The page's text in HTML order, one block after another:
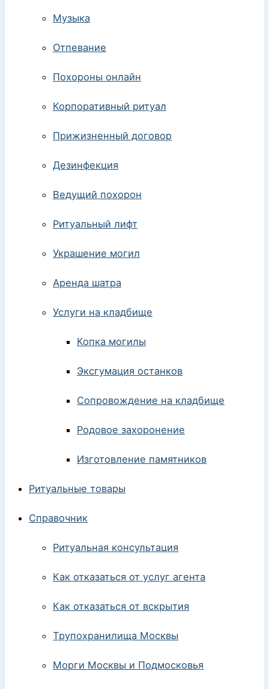
Музыка
Отпевание
Похороны онлайн
Корпоративный ритуал
Прижизненный договор
Дезинфекция
Ведущий похорон
Ритуальный лифт
Украшение могил
Аренда шатра
Услуги на кладбище
Копка могилы
Эксгумация останков
Сопровождение на кладбище
Родовое захоронение
Изготовление памятников
Ритуальные товары
Справочник
Ритуальная консультация
Как отказаться от услуг агента
Как отказаться от вскрытия
Трупохранилища Москвы
Морги Москвы и Подмосковья